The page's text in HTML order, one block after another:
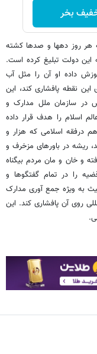
بخر
هر روز دهها و صدها کشته
دولت تبلیغ کرده است.
داده او آن را مثل آب
نقطه پافشاری کند، این
در سازمان ملل مدارک و
اسلام را هدف قرار داده
درفقه اسلامی که هزار و
در باورهای مزخرف و
و خان و مان مردم بیگناه
را در تمام گفتگوها و
به ویژه جمع آوری مدارک
روی آن پافشاری کند. این